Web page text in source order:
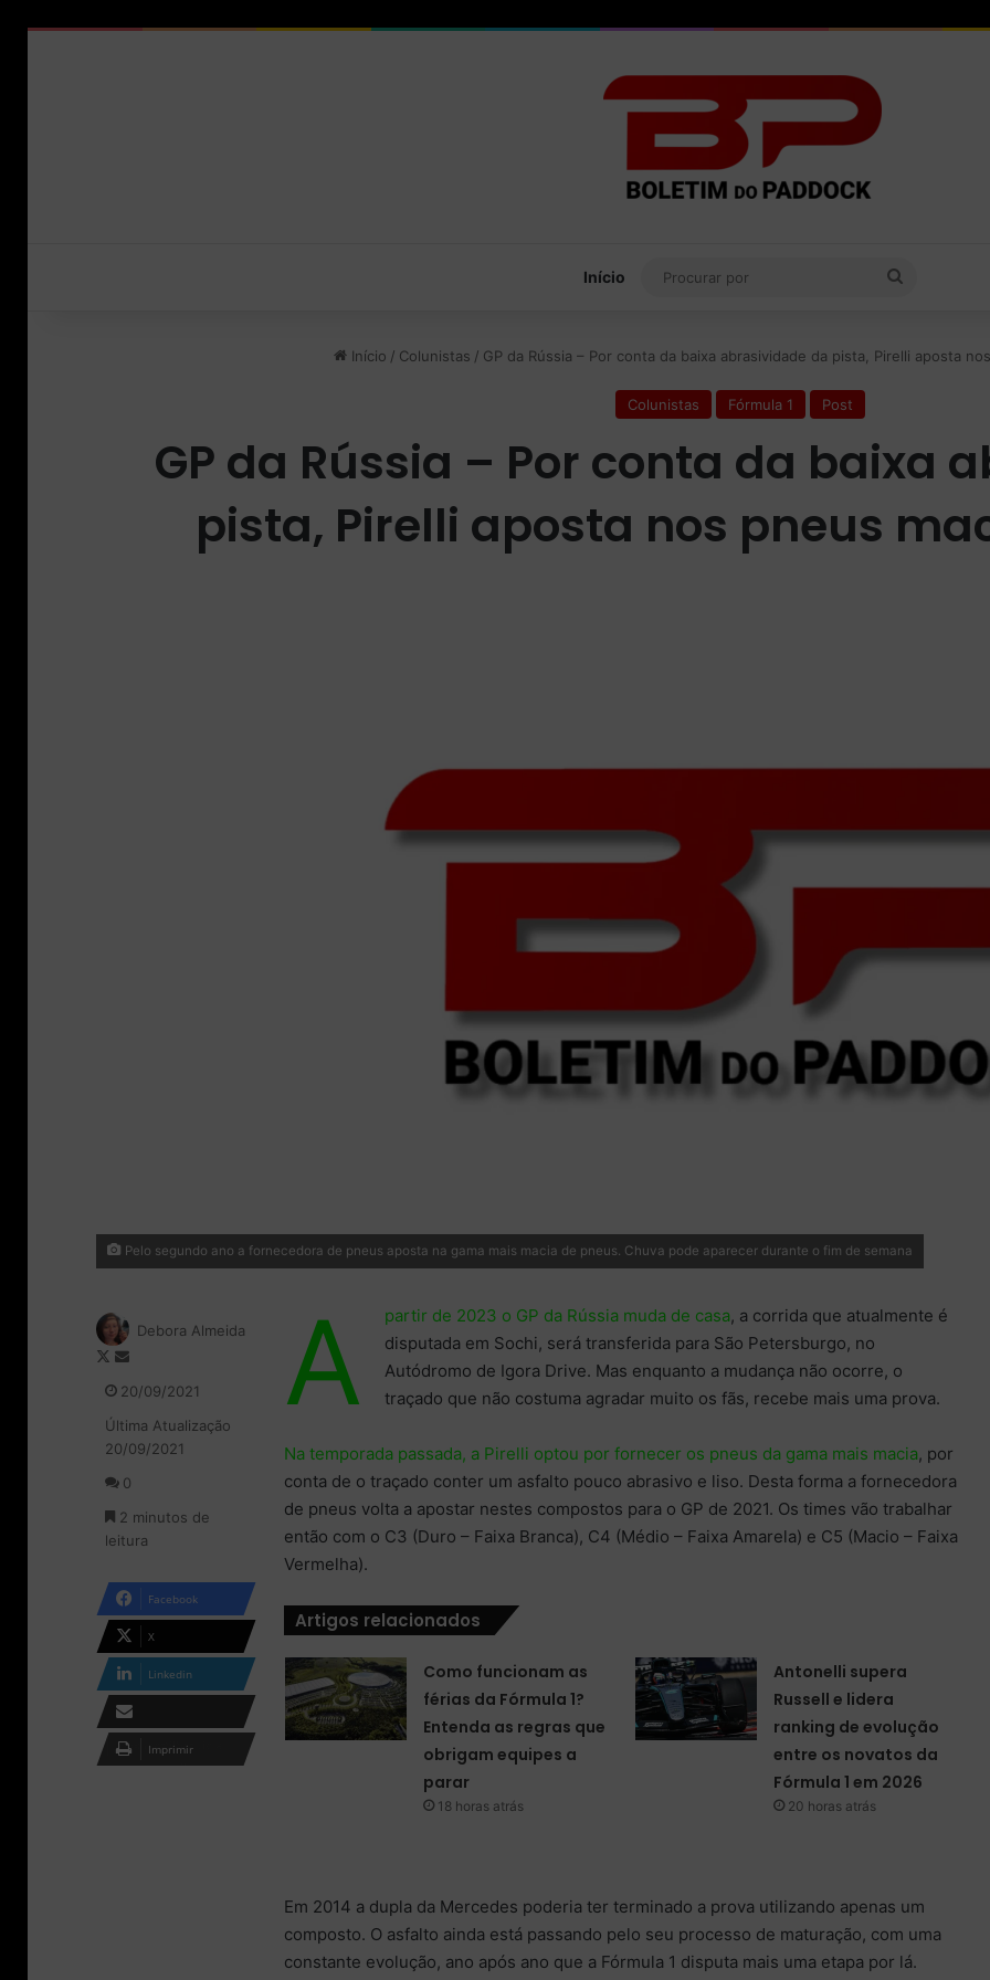
Início
Início / Colunistas / GP da Rússia – Por conta da baixa abrasividade da pista, Pirelli aposta
Colunistas Fórmula 1 Post
GP da Rússia – Por conta da baixa
pista, Pirelli aposta nos pneus
Pelo segundo ano a fornecedora de pneus aposta na gama mais macia de pneus. Chuva pode aparecer durante o fim de semana
A partir de 2023 o GP da Rússia muda de casa, a corrida que atualmente é
disputada em Sochi, será transferida para São Petersburgo, no
Autódromo de Igora Drive. Mas enquanto a mudança não ocorre, o
traçado que não costuma agradar muito os fãs, recebe mais uma prova.
Na temporada passada, a Pirelli optou por fornecer os pneus da gama mais macia, por
conta de o traçado conter um asfalto pouco abrasivo e liso. Desta forma a fornecedora
de pneus volta a apostar nestes compostos para o GP de 2021. Os times vão trabalhar
então com o C3 (Duro – Faixa Branca), C4 (Médio – Faixa Amarela) e C5 (Macio – Faixa
Vermelha).
Artigos relacionados
Como funcionam as
férias da Fórmula 1?
Entenda as regras que
obrigam equipes a
parar
18 horas atrás
Antonelli supera
Russell e lidera
ranking de evolução
entre os novatos da
Fórmula 1 em 2026
20 horas atrás
Em 2014 a dupla da Mercedes poderia ter terminado a prova utilizando apenas um
composto. O asfalto ainda está passando pelo seu processo de maturação, com uma
constante evolução, ano após ano que a Fórmula 1 disputa mais uma etapa por lá.
Debora Almeida
F
l
o
n
X
d
e
e
-
i
l
20/09/2021
Última Atualização
20/09/2021
0
2 minutos de
leitura
Facebook
X
Linkedin
Compartilhar via e-
mail
Imprimir